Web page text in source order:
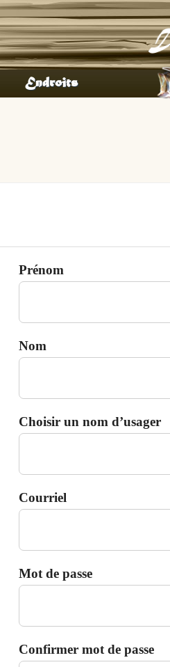
Endroits
Prénom
Nom
Choisir un nom d’usager
Courriel
Mot de passe
Confirmer mot de passe